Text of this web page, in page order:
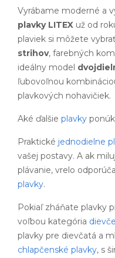
Vyrábame moderné a
plavky LITEX už od
plaviek si môžete
strihov, farebných
ideálny model
ľubovoľnou
plavkových nohavičiek.
Aké ďalšie plavky
Praktické jednodielne
vašej postavy. A ak
plávanie, vrelo
plavky.
Pokiaľ zháňate plavky
voľbou kategória
plavky pre dievčatá a
chlapčenské plavky, s